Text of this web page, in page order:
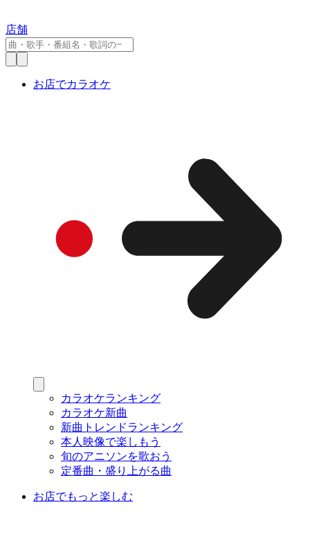
店舗
お店でカラオケ
カラオケランキング
カラオケ新曲
新曲トレンドランキング
本人映像で楽しもう
旬のアニソンを歌おう
定番曲・盛り上がる曲
お店でもっと楽しむ